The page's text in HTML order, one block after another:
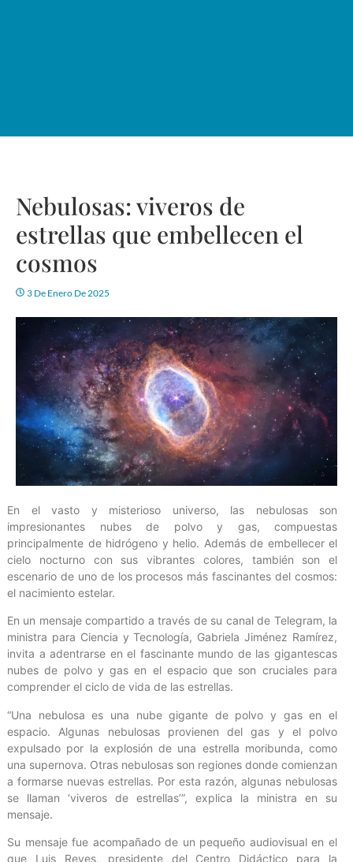
Nebulosas: viveros de
estrellas que embellecen el
cosmos
3 De Enero De 2025
En el vasto y misterioso universo, las nebulosas son
impresionantes nubes de polvo y gas, compuestas
principalmente de hidrógeno y helio. Además de embellecer el
cielo nocturno con sus vibrantes colores, también son el
escenario de uno de los procesos más fascinantes del cosmos:
el nacimiento estelar.
En un mensaje compartido a través de su canal de Telegram, la
ministra para Ciencia y Tecnología, Gabriela Jiménez Ramírez,
invita a adentrarse en el fascinante mundo de las gigantescas
nubes de polvo y gas en el espacio que son cruciales para
comprender el ciclo de vida de las estrellas.
“Una nebulosa es una nube gigante de polvo y gas en el
espacio. Algunas nebulosas provienen del gas y el polvo
expulsado por la explosión de una estrella moribunda, como
una supernova. Otras nebulosas son regiones donde comienzan
a formarse nuevas estrellas. Por esta razón, algunas nebulosas
se llaman ‘viveros de estrellas’”, explica la ministra en su
mensaje.
Su mensaje fue acompañado de un pequeño audiovisual en el
que Luis Reyes, presidente del Centro Didáctico para la